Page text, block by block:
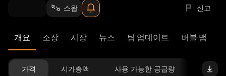
스왑 신고
개요 소장 시장 뉴스 팀 업데이트 버블 맵
가격 시가총액 사용 가능한 공급량